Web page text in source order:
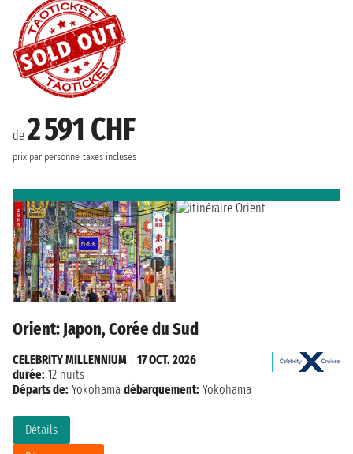
de 2 591 CHF
prix par personne taxes incluses
Orient: Japon, Corée du Sud
Détails
CELEBRITY MILLENNIUM
17 OCT. 2026
durée: 12 nuits
Départs de: Yokohama débarquement: Yokohama